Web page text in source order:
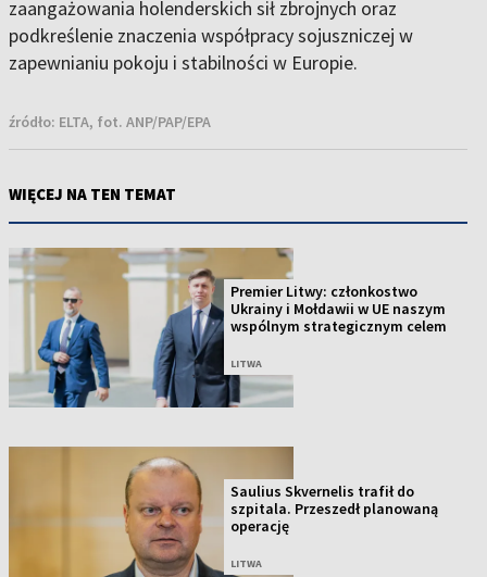
zaangażowania holenderskich sił zbrojnych oraz
podkreślenie znaczenia współpracy sojuszniczej w
zapewnianiu pokoju i stabilności w Europie.
źródło: ELTA, fot. ANP/PAP/EPA
WIĘCEJ NA TEN TEMAT
Premier Litwy: członkostwo
Ukrainy i Mołdawii w UE naszym
wspólnym strategicznym celem
LITWA
Saulius Skvernelis trafił do
szpitala. Przeszedł planowaną
operację
LITWA